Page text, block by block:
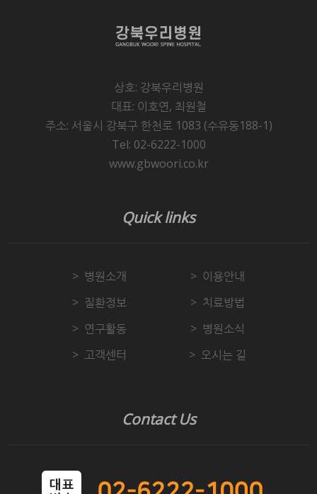
상호: 강북우리병원
대표: 이호연, 최원철
주소: 서울시 강북구 한천로 1083 (수유동188-1)
Tel: 02-6222-1000
www.gbwoori.co.kr
Quick links
병원소개
이용안내
질환정보
치료방법
연구활동
병원소식
고객센터
오시는 길
Contact Us